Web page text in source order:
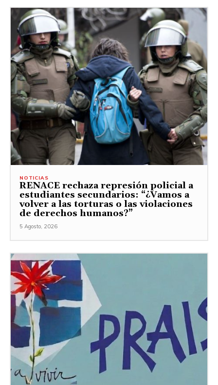
NOTICIAS
RENACE rechaza represión policial a
estudiantes secundarios: “¿Vamos a
volver a las torturas o las violaciones
de derechos humanos?”
5 Agosto, 2026